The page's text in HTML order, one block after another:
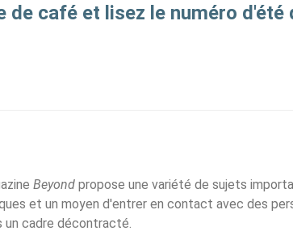
de café et lisez le numéro d'été
Beyond propose une variété de sujets
et un moyen d'entrer en contact avec des
un cadre décontracté.